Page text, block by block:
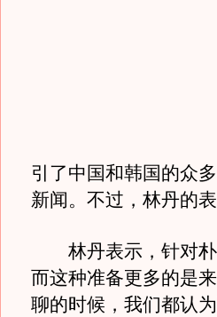
引了中国和韩国的众
新闻。不过，林丹的表
林丹表示，针对朴
而这种准备更多的是
聊的时候，我们都认